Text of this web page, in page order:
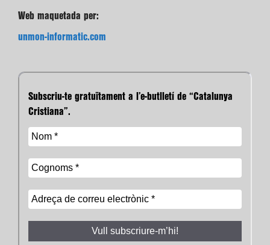
Web maquetada per:
unmon-informatic.com
Subscriu-te gratuïtament a l’e-butlletí de “Catalunya
Cristiana”.